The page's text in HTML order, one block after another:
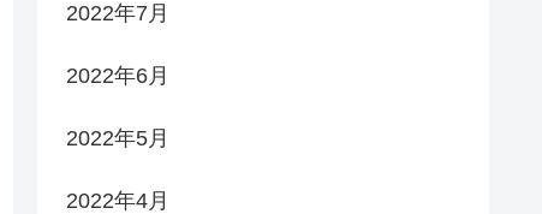
2022年7月
2022年6月
2022年5月
2022年4月